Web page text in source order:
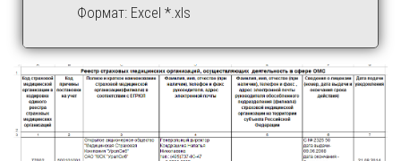
Формат: Excel *.xls